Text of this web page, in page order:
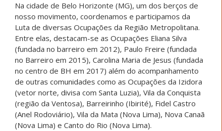
Na cidade de Belo Horizonte (MG), um dos berços de
nosso movimento, coordenamos e participamos da
Luta de diversas Ocupações da Região Metropolitana.
Entre elas, destacam-se as Ocupações Eliana Silva
(fundada no barreiro em 2012), Paulo Freire (fundada
no Barreiro em 2015), Carolina Maria de Jesus (fundada
no centro de BH em 2017) além do acompanhamento
de outras comunidades como as Ocupações da Izidora
(vetor norte, divisa com Santa Luzia), Vila da Conquista
(região da Ventosa), Barreirinho (Ibirité), Fidel Castro
(Anel Rodoviário), Vila da Mata (Nova Lima), Nova Canaã
(Nova Lima) e Canto do Rio (Nova Lima).